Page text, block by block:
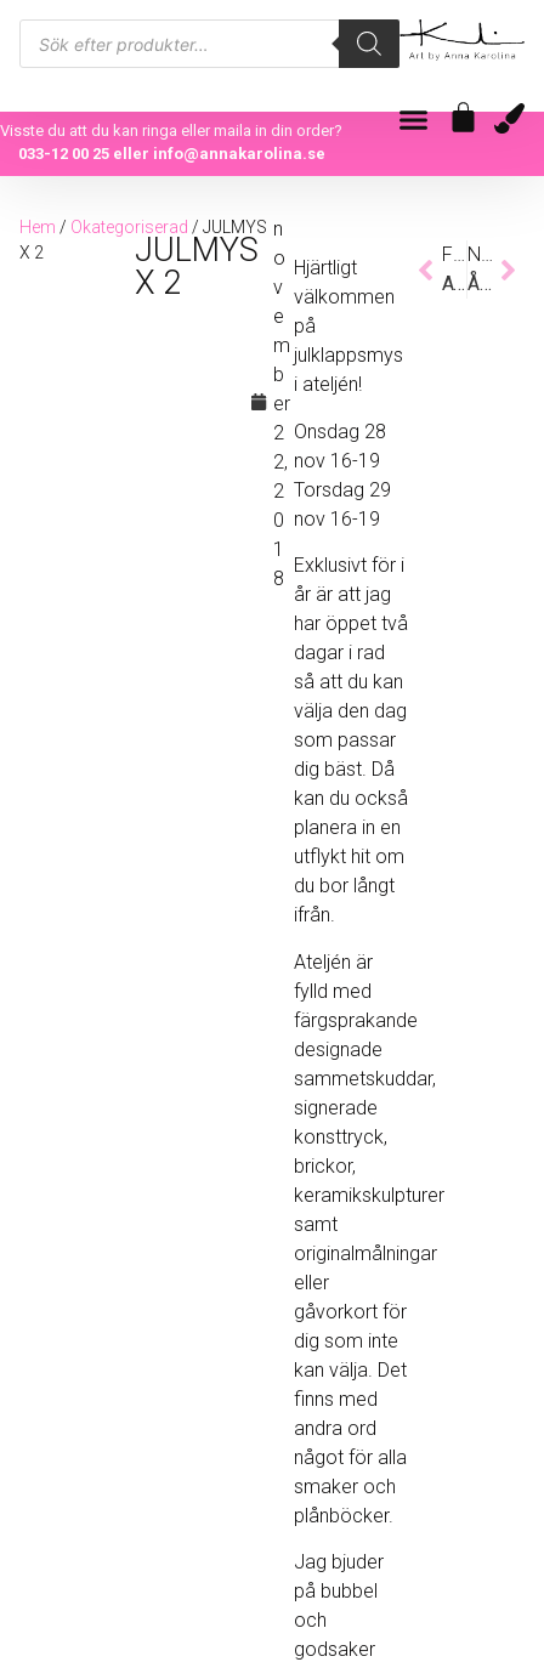
Visste du att du kan ringa eller maila in din order?
033-12 00 25eller info@annakarolina.se
Hem / Okategoriserad / JULMYS
X 2
JULMYS
X 2
n
o
v
e
m
b
er
2
2,
2
0
1
8
Hjärtligt
välkommen
på
julklappsmys
i ateljén!
Onsdag 28
nov 16-19
Torsdag 29
nov 16-19
Exklusivt för i
år är att jag
har öppet två
dagar i rad
så att du kan
välja den dag
som passar
dig bäst. Då
kan du också
planera in en
utflykt hit om
du bor långt
ifrån.
Ateljén är
fylld med
färgsprakande
designade
sammetskuddar,
signerade
konsttryck,
brickor,
keramikskulpturer
samt
originalmålningar
eller
gåvorkort för
dig som inte
kan välja. Det
finns med
andra ord
något för alla
smaker och
plånböcker.
Jag bjuder
på bubbel
och
godsaker
Föregående
ATT SKRIVA EN BOK
Nästa
ÅRET 2018 – REFLEKTION & TACKSAMHET